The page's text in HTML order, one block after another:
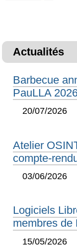
Actualités
Barbecue
PauLLA
20/07/2026
Atelier
compte-
03/06/2026
Logiciels
membres de
15/05/2026